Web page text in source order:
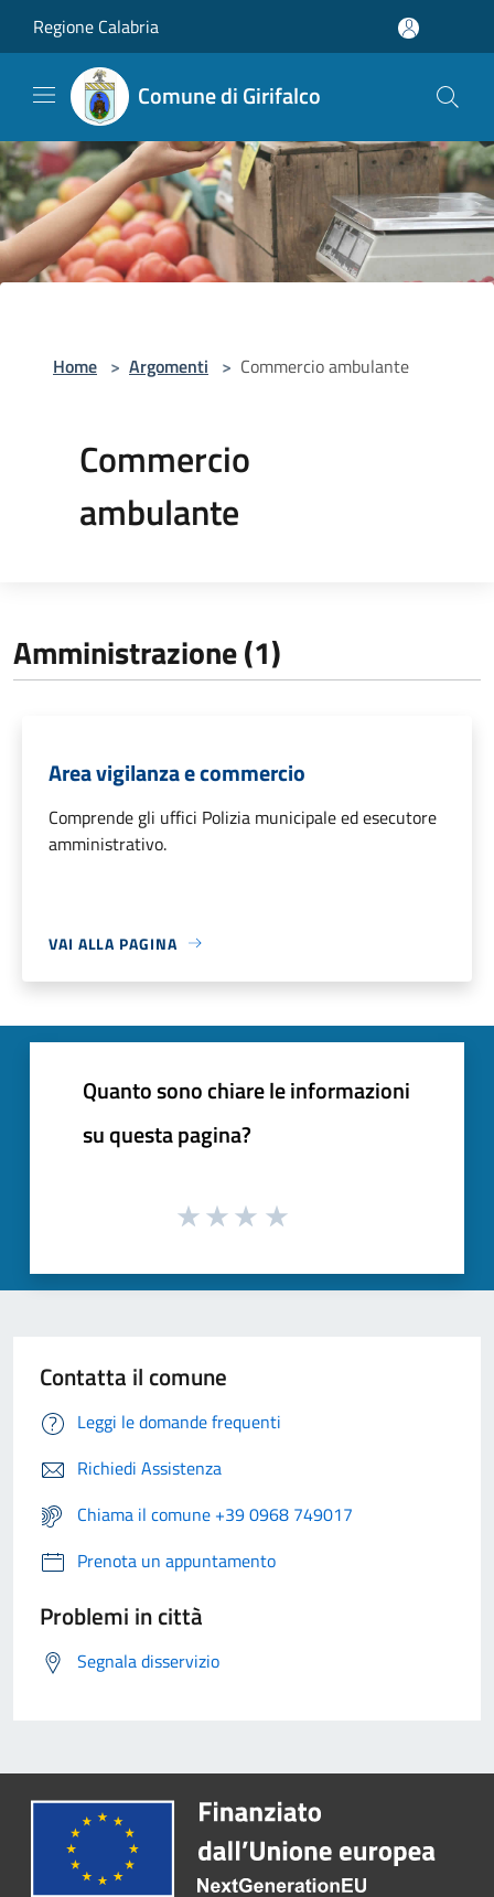
Regione Calabria
Comune di Girifalco
Home > Argomenti > Commercio ambulante
Commercio
ambulante
Amministrazione (1)
Area vigilanza e commercio
Comprende gli uffici Polizia municipale ed esecutore
amministrativo.
VAI ALLA PAGINA
Quanto sono chiare le informazioni
su questa pagina?
Contatta il comune
Leggi le domande frequenti
Richiedi Assistenza
Chiama il comune +39 0968 749017
Prenota un appuntamento
Problemi in città
Segnala disservizio